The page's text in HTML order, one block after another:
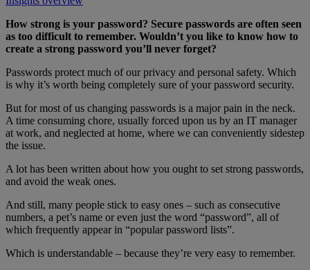
How strong is your password? Secure passwords are often seen
as too difficult to remember. Wouldn’t you like to know how to
create a strong password you’ll never forget?
Passwords protect much of our privacy and personal safety. Which
is why it’s worth being completely sure of your password security.
But for most of us changing passwords is a major pain in the neck.
A time consuming chore, usually forced upon us by an IT manager
at work, and neglected at home, where we can conveniently sidestep
the issue.
A lot has been written about how you ought to set strong passwords,
and avoid the weak ones.
And still, many people stick to easy ones – such as consecutive
numbers, a pet’s name or even just the word “password”, all of
which frequently appear in “popular password lists”.
Which is understandable – because they’re very easy to remember.